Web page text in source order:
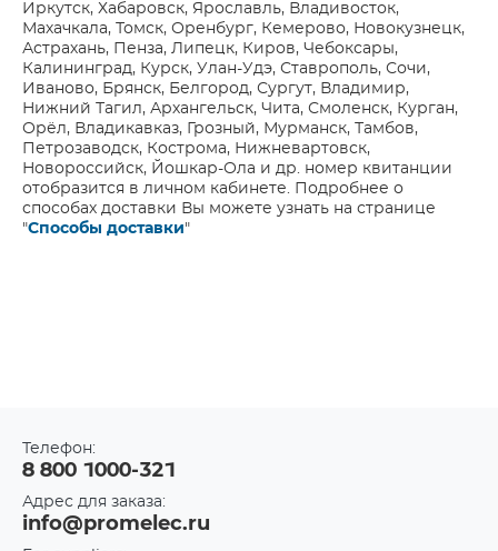
Иркутск, Хабаровск, Ярославль, Владивосток,
Махачкала, Томск, Оренбург, Кемерово, Новокузнецк,
Астрахань, Пенза, Липецк, Киров, Чебоксары,
Калининград, Курск, Улан-Удэ, Ставрополь, Сочи,
Иваново, Брянск, Белгород, Сургут, Владимир,
Нижний Тагил, Архангельск, Чита, Смоленск, Курган,
Орёл, Владикавказ, Грозный, Мурманск, Тамбов,
Петрозаводск, Кострома, Нижневартовск,
Новороссийск, Йошкар-Ола и др. номер квитанции
отобразится в личном кабинете. Подробнее о
способах доставки Вы можете узнать на странице
"Способы доставки"
Телефон:
8 800 1000-321
Адрес для заказа:
info@promelec.ru